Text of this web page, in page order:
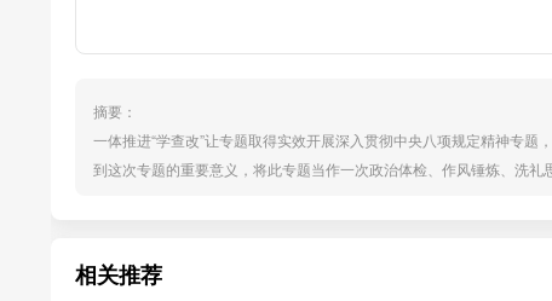
摘要：
一体推进“学查改”让专题取得实效开展深入贯彻中央八项规定精神专
到这次专题的重要意义，将此专题当作一次政治体检、作风锤炼、洗
相关推荐